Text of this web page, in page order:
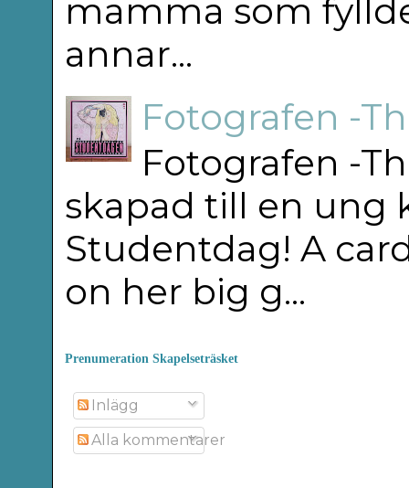
mamma som
annar...
Fotografen -
Fotografen -
skapad till en ung
Studentdag! A
on her big g...
Prenumeration Skapelseträsket
Inlägg
Alla kommentarer